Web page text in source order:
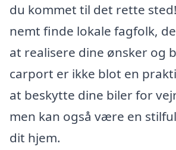
du kommet til det rette
nemt finde lokale fagfolk,
at realisere dine ønsker og
carport er ikke blot en
at beskytte dine biler for
men kan også være en
dit hjem.